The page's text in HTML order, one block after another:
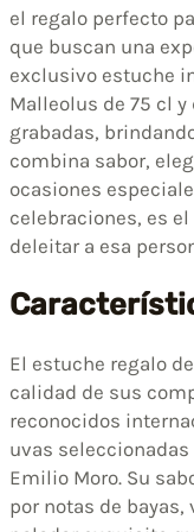
el regalo perfecto
que buscan una
exclusivo estuche
Malleolus de 75 cl
grabadas,
combina sabor,
ocasiones
celebraciones, es
deleitar a esa
El estuche regalo
calidad de sus
reconocidos
uvas
Emilio Moro. Su
por notas de